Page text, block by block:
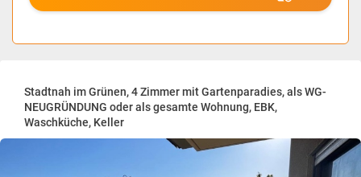
Stadtnah im Grünen, 4 Zimmer mit Gartenparadies, als WG-
NEUGRÜNDUNG oder als gesamte Wohnung, EBK,
Waschküche, Keller